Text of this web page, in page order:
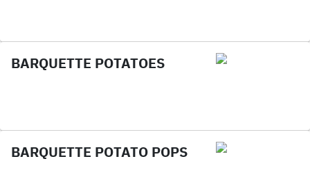
BARQUETTE POTATOES
BARQUETTE POTATO POPS